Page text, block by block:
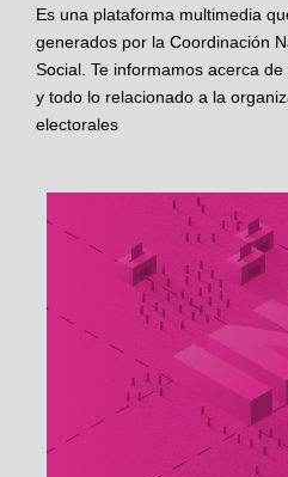
Es una plataforma multimedia
generados por la Coordinación
Social. Te informamos acerca
y todo lo relacionado a la
electorales